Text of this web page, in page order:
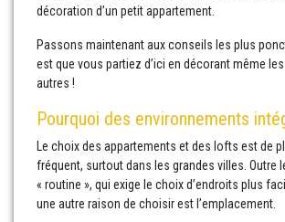
décoration d’un petit appartement.
Passons maintenant aux conseils les plus
est que vous partiez d’ici en décorant même
autres !
Pourquoi des environnements
Le choix des appartements et des lofts est de
fréquent, surtout dans les grandes villes. Outre
« routine », qui exige le choix d’endroits plus
une autre raison de choisir est l’emplacement.